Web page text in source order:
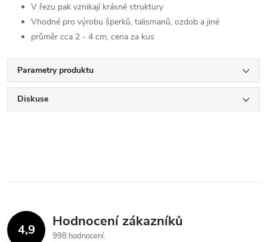
V řezu pak vznikají krásné struktury
Vhodné pro výrobu šperků, talismanů, ozdob a jiné
průměr cca 2 - 4 cm, cena za kus
Parametry produktu
Diskuse
4,9 Hodnocení zákazníků
998 hodnocení